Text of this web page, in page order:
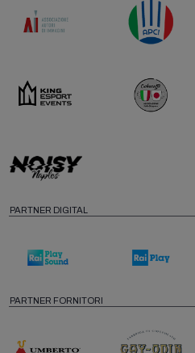
PARTNER DIGITAL
PARTNER FORNITORI